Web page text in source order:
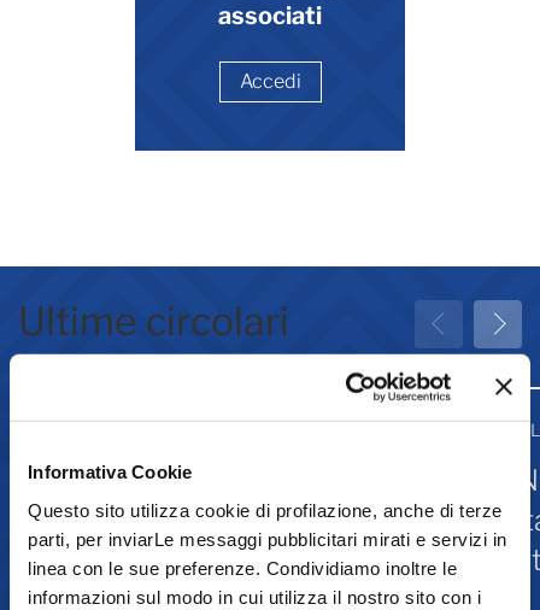
Informativa Cookie
Questo sito utilizza cookie di profilazione, anche di terze
parti, per inviarLe messaggi pubblicitari mirati e servizi in
linea con le sue preferenze. Condividiamo inoltre le
informazioni sul modo in cui utilizza il nostro sito con i
associati
Accedi
Ultime circolari
Greenwashing: attività
associative
31